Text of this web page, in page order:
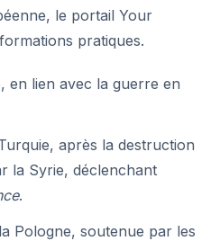
le portail Your
pratiques.
en lien avec la guerre en
après la destruction
la Syrie, déclenchant
.
Pologne, soutenue par les